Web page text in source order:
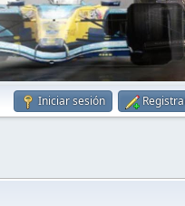
Iniciar sesión